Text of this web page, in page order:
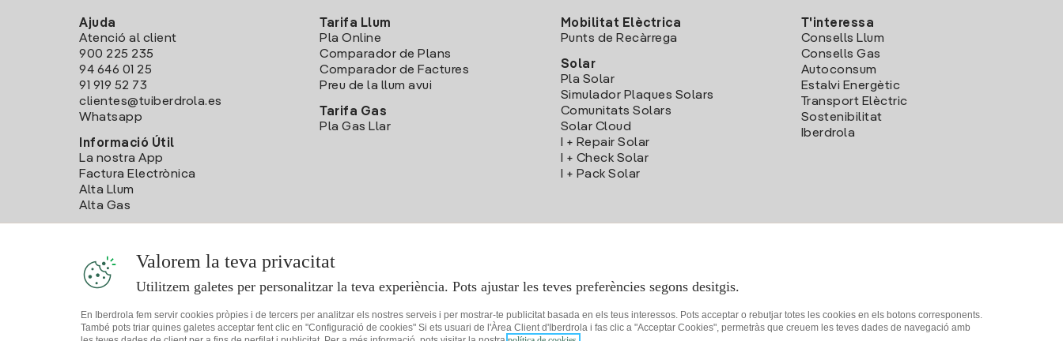
Ajuda
Atenció al client
900 225 235
94 646 01 25
91 919 52 73
clientes@tuiberdrola.es
Whatsapp
Informació Útil
La nostra App
Factura Electrònica
Alta Llum
Alta Gas
Tarifa Llum
Pla Online
Comparador de Plans
Comparador de Factures
Preu de la llum avui
Tarifa Gas
Pla Gas Llar
Mobilitat Elèctrica
Punts de Recàrrega
Solar
Pla Solar
Simulador Plaques Solars
Comunitats Solars
Solar Cloud
I + Repair Solar
I + Check Solar
I + Pack Solar
T'interessa
Consells Llum
Consells Gas
Autoconsum
Estalvi Energètic
Transport Elèctric
Sostenibilitat
Iberdrola
Valorem la teva privacitat
Utilitzem galetes per personalitzar la teva experiència. Pots ajustar les teves preferències segons desitgis.
En Iberdrola fem servir cookies pròpies i de tercers per analitzar els nostres serveis i per mostrar-te publicitat basada en els teus interessos. Pots acceptar o rebutjar totes les cookies en els botons corresponents.
També pots triar quines galetes acceptar fent clic en "Configuració de cookies" Si ets usuari de l'Àrea Client d'Iberdrola i fas clic a "Acceptar Cookies", permetràs que creuem les teves dades de navegació amb